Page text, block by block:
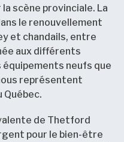
scène provinciale. La
le renouvellement
et chandails, entre
aux différents
neufs que
représentent
de Thetford
pour le bien-être